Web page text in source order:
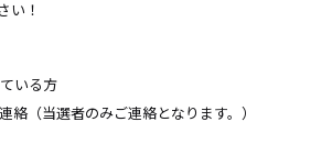
い！
いる方
（当選者のみご連絡となります。）